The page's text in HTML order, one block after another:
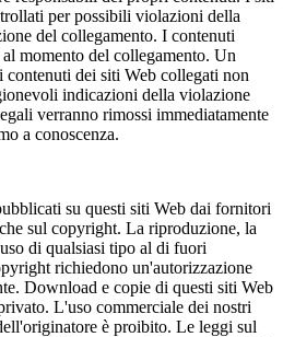
per possibili violazioni della
del collegamento. I contenuti
momento del collegamento. Un
contenuti dei siti Web collegati non
indicazioni della violazione
verranno rimossi immediatamente
a conoscenza.
su questi siti Web dai fornitori
sul copyright. La riproduzione, la
di qualsiasi tipo al di fuori
richiedono un'autorizzazione
Download e copie di questi siti Web
L'uso commerciale dei nostri
è proibito. Le leggi sul